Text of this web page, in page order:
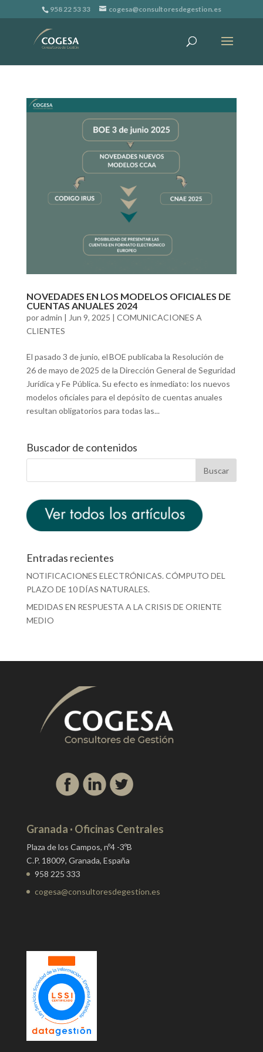
958 22 53 33 cogesa@consultoresdegestion.es
NOVEDADES EN LOS MODELOS OFICIALES DE
CUENTAS ANUALES 2024
poradmin | Jun 9, 2025 | COMUNICACIONES A
CLIENTES
El pasado 3 de junio, el BOE publicaba la Resolución de
26 de mayo de 2025 de la Dirección General de Seguridad
Jurídica y Fe Pública. Su efecto es inmediato: los nuevos
modelos oficiales para el depósito de cuentas anuales
resultan obligatorios para todas las...
Buscador de contenidos
Entradas recientes
NOTIFICACIONES ELECTRÓNICAS. CÓMPUTO DEL
PLAZO DE 10 DÍAS NATURALES.
MEDIDAS EN RESPUESTA A LA CRISIS DE ORIENTE
MEDIO
Granada · Oficinas Centrales
Plaza de los Campos, nº4 -3ºB
C.P. 18009, Granada, España
958 225 333
cogesa@consultoresdegestion.es